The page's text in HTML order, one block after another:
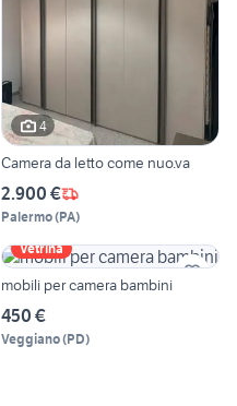
4
Camera da letto come nuo.va
2.900 €
Palermo(PA)
Vetrina
mobili per camera bambini
450 €
Veggiano(PD)